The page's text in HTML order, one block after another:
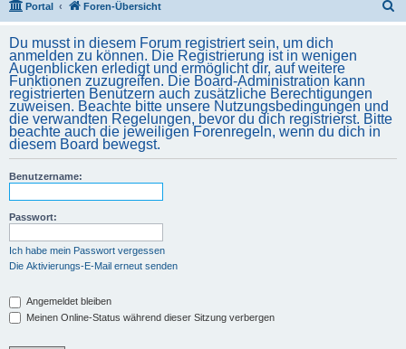
Portal Foren-Übersicht
Du musst in diesem Forum registriert sein, um dich
anmelden zu können. Die Registrierung ist in wenigen
Augenblicken erledigt und ermöglicht dir, auf weitere
Funktionen zuzugreifen. Die Board-Administration kann
registrierten Benutzern auch zusätzliche Berechtigungen
zuweisen. Beachte bitte unsere Nutzungsbedingungen und
die verwandten Regelungen, bevor du dich registrierst. Bitte
beachte auch die jeweiligen Forenregeln, wenn du dich in
diesem Board bewegst.
Benutzername:
Passwort:
Ich habe mein Passwort vergessen
Die Aktivierungs-E-Mail erneut senden
Angemeldet bleiben
Meinen Online-Status während dieser Sitzung verbergen